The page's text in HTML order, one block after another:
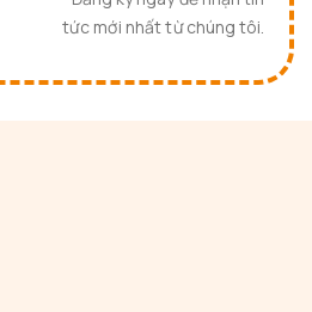
tức mới nhất từ chúng tôi.